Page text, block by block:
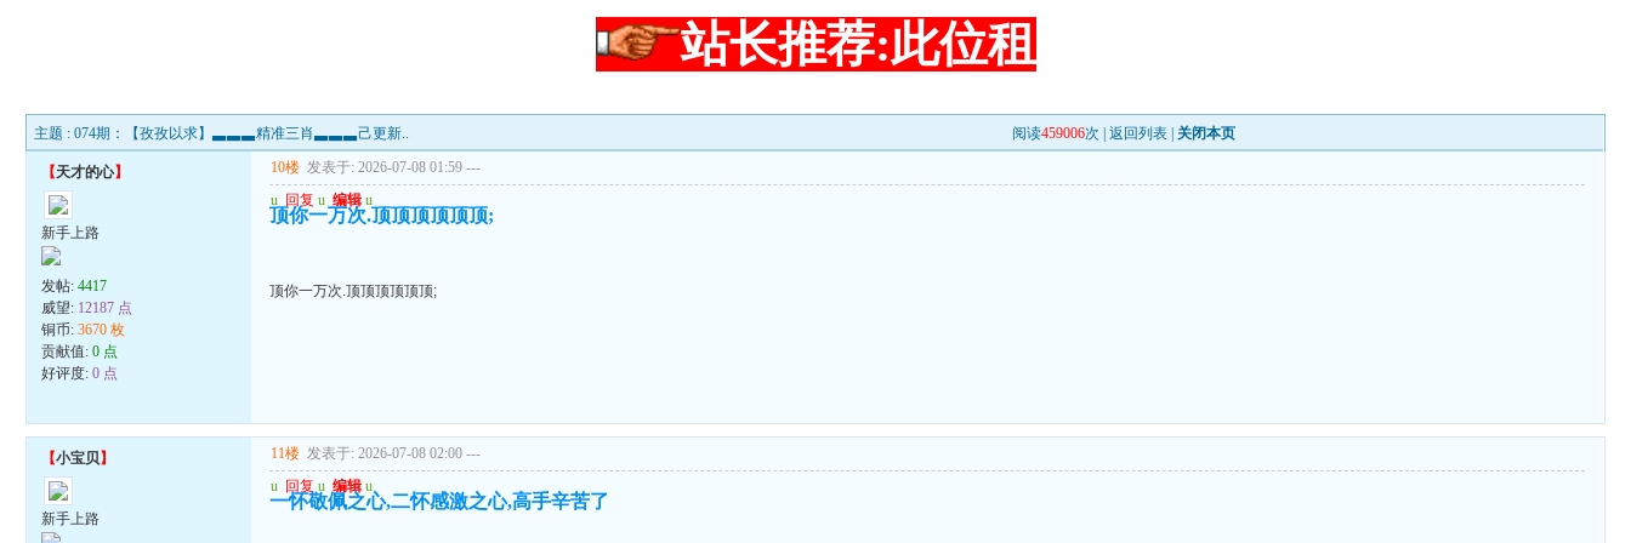
站长推荐:此位租
主题 : 074期：【孜孜以求】▃▃▃精准三肖▃▃▃己更新.. 阅读459006次 |返回列表 关闭本页
【天才的心】
新手上路
发帖:4417
威望: 12187 点
铜币:3670 枚
贡献值:0 点
好评度:0 点
10楼 发表于: 2026-07-08 01:59 ---
u 回复 u 编辑 u
顶你一万次.顶顶顶顶顶顶;
顶你一万次.顶顶顶顶顶顶;
【小宝贝】
新手上路
11楼 发表于: 2026-07-08 02:00 ---
u 回复 u 编辑 u
一怀敬佩之心,二怀感激之心,高手辛苦了